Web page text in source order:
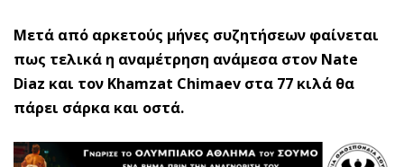
Μετά από αρκετούς μήνες συζητήσεων φαίνεται
πως τελικά η αναμέτρηση ανάμεσα στον Nate
Diaz και τον Khamzat Chimaev στα 77 κιλά θα
πάρει σάρκα και οστά.